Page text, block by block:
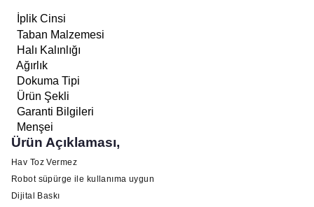
İplik Cinsi
Taban Malzemesi
Halı Kalınlığı
Ağırlık
Dokuma Tipi
Ürün Şekli
Garanti Bilgileri
Menşei
Ürün Açıklaması,
Hav Toz Vermez
Robot süpürge ile kullanıma uygun
Dijital Baskı